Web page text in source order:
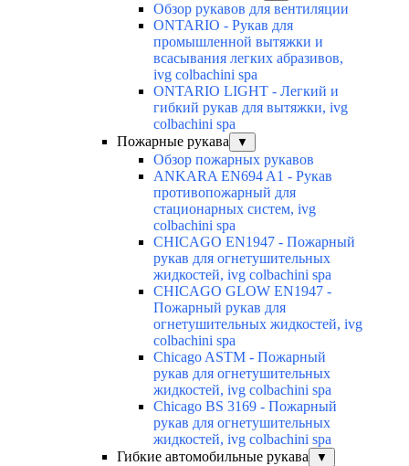
Обзор рукавов для вентиляции
ONTARIO - Рукав для
промышленной вытяжки и
всасывания легких абразивов,
ivg colbachini spa
ONTARIO LIGHT - Легкий и
гибкий рукав для вытяжки, ivg
colbachini spa
Пожарные рукава
▼
Обзор пожарных рукавов
ANKARA EN694 A1 - Рукав
противопожарный для
стационарных систем, ivg
colbachini spa
CHICAGO EN1947 - Пожарный
рукав для огнетушительных
жидкостей, ivg colbachini spa
CHICAGO GLOW EN1947 -
Пожарный рукав для
огнетушительных жидкостей, ivg
colbachini spa
Chicago ASTM - Пожарный
рукав для огнетушительных
жидкостей, ivg colbachini spa
Chicago BS 3169 - Пожарный
рукав для огнетушительных
жидкостей, ivg colbachini spa
Гибкие автомобильные рукава
▼